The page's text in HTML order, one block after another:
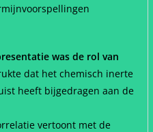
was de rol van
dat het chemisch inerte
heeft bijgedragen aan de
vertoont met de